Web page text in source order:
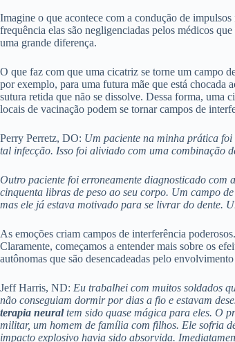
Imagine o que acontece com a condução de
frequência elas são negligenciadas pelos médicos
uma grande diferença.
O que faz com que uma cicatriz se torne um campo
por exemplo, para uma futura mãe que está chocada
sutura retida que não se dissolve. Dessa forma, uma
locais de vacinação podem se tornar campos de
Perry Perretz, DO: Um paciente na minha prática foi
tal infecção. Isso foi aliviado com uma combinação
Outro paciente foi erroneamente diagnosticado com
cinquenta libras de peso ao seu corpo. Um campo
mas ele já estava motivado para se livrar do dente.
As emoções criam campos de interferência
Claramente, começamos a entender mais sobre os
autônomas que são desencadeadas pelo
Jeff Harris, ND: Eu trabalhei com muitos soldados
não conseguiam dormir por dias a fio e estavam
terapia neuraltem sido quase mágica para eles. O
militar, um homem de família com filhos. Ele sofria
impacto explosivo havia sido absorvida.